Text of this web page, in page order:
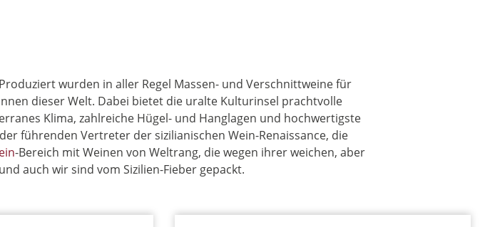
wurden in aller Regel Massen- und Verschnittweine für
dieser Welt. Dabei bietet die uralte Kulturinsel prachtvolle
Klima, zahlreiche Hügel- und Hanglagen und hochwertigste
führenden Vertreter der sizilianischen Wein-Renaissance, die
-Bereich mit Weinen von Weltrang, die wegen ihrer weichen, aber
auch wir sind vom Sizilien-Fieber gepackt.